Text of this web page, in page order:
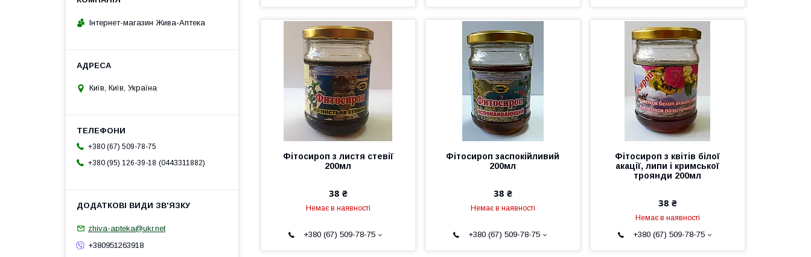
Фітосироп з листя стевії
200мл
38 ₴
Немає в наявності
+380 (67) 509-78-75
Фітосироп заспокійливий
200мл
38 ₴
Немає в наявності
+380 (67) 509-78-75
Фітосироп з квітів білої
акації, липи і кримської
троянди 200мл
38 ₴
Немає в наявності
+380 (67) 509-78-75
Інтернет-магазин Жива-Аптека
Київ, Київ, Україна
+380 (67) 509-78-75
+380 (95) 126-39-18
0443311882
zhiva-apteka@ukr.net
+380951263918